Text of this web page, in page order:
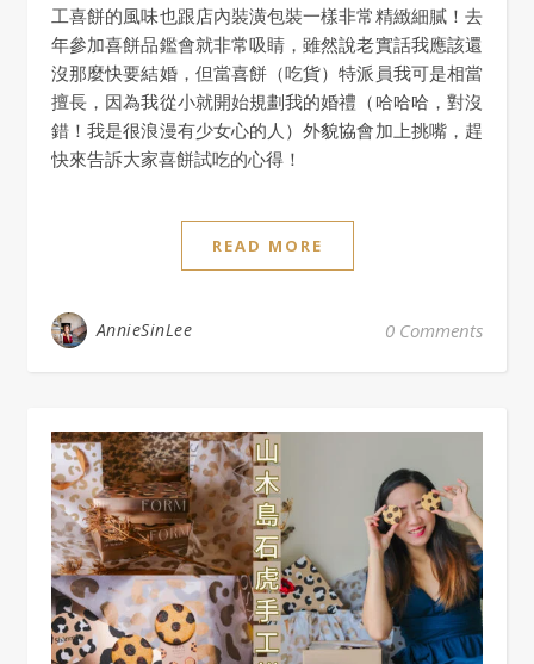
工喜餅的風味也跟店內裝潢包裝一樣非常精緻細膩！去
年參加喜餅品鑑會就非常吸睛，雖然說老實話我應該還
沒那麼快要結婚，但當喜餅（吃貨）特派員我可是相當
擅長，因為我從小就開始規劃我的婚禮（哈哈哈，對沒
錯！我是很浪漫有少女心的人）外貌協會加上挑嘴，趕
快來告訴大家喜餅試吃的心得！
READ MORE
AnnieSinLee 0 Comments